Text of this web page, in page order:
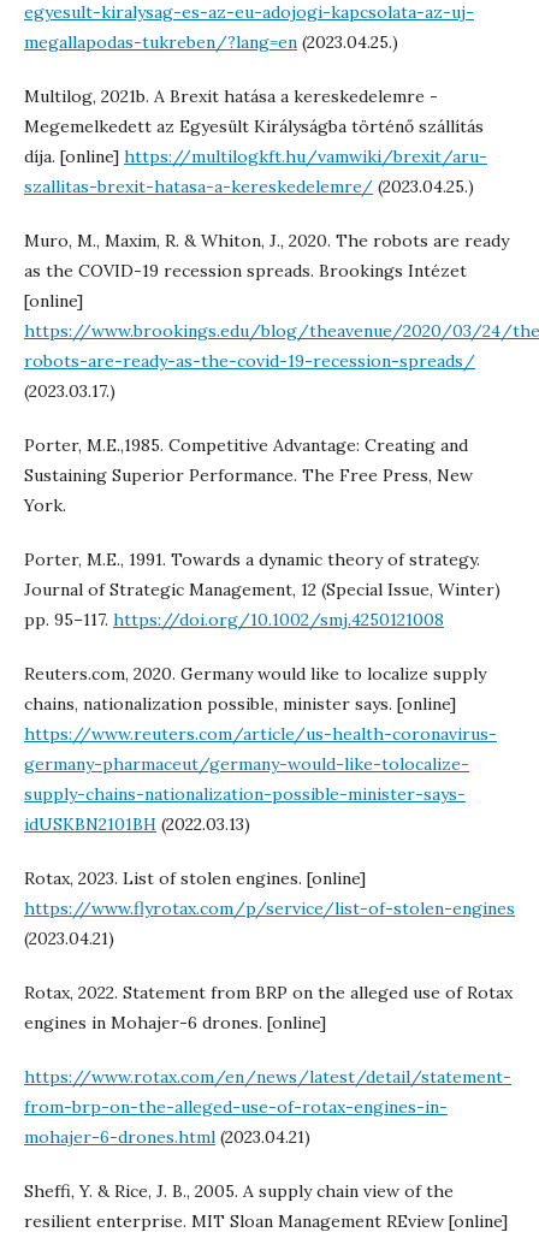
egyesult-kiralysag-es-az-eu-adojogi-kapcsolata-az-uj-
megallapodas-tukreben/?lang=en (2023.04.25.)
Multilog, 2021b. A Brexit hatása a kereskedelemre -
Megemelkedett az Egyesült Királyságba történő szállítás
díja. [online] https://multilogkft.hu/vamwiki/brexit/aru-
szallitas-brexit-hatasa-a-kereskedelemre/ (2023.04.25.)
Muro, M., Maxim, R. & Whiton, J., 2020. The robots are ready
as the COVID-19 recession spreads. Brookings Intézet
[online]
https://www.brookings.edu/blog/theavenue/2020/03/24/
robots-are-ready-as-the-covid-19-recession-spreads/
(2023.03.17.)
Porter, M.E.,1985. Competitive Advantage: Creating and
Sustaining Superior Performance. The Free Press, New
York.
Porter, M.E., 1991. Towards a dynamic theory of strategy.
Journal of Strategic Management, 12 (Special Issue, Winter)
pp. 95–117. https://doi.org/10.1002/smj.4250121008
Reuters.com, 2020. Germany would like to localize supply
chains, nationalization possible, minister says. [online]
https://www.reuters.com/article/us-health-coronavirus-
germany-pharmaceut/germany-would-like-tolocalize-
supply-chains-nationalization-possible-minister-says-
idUSKBN2101BH (2022.03.13)
Rotax, 2023. List of stolen engines. [online]
https://www.flyrotax.com/p/service/list-of-stolen-engines
(2023.04.21)
Rotax, 2022. Statement from BRP on the alleged use of Rotax
engines in Mohajer-6 drones. [online]
https://www.rotax.com/en/news/latest/detail/statement-
from-brp-on-the-alleged-use-of-rotax-engines-in-
mohajer-6-drones.html (2023.04.21)
Sheffi, Y. & Rice, J. B., 2005. A supply chain view of the
resilient enterprise. MIT Sloan Management REview [online]